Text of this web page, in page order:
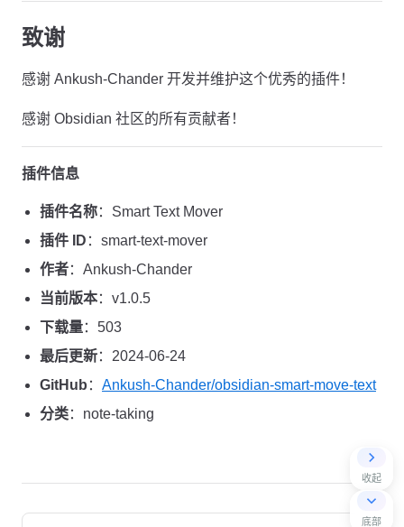
收起
底部
致谢
感谢 Ankush-Chander 开发并维护这个优秀的插件！
感谢 Obsidian 社区的所有贡献者！
插件信息
插件名称：Smart Text Mover
插件 ID ：smart-text-mover
作者：Ankush-Chander
当前版本：v1.0.5
下载量：503
最后更新：2024-06-24
GitHub ： Ankush-Chander/obsidian-smart-move-text
分类：note-taking
Pager